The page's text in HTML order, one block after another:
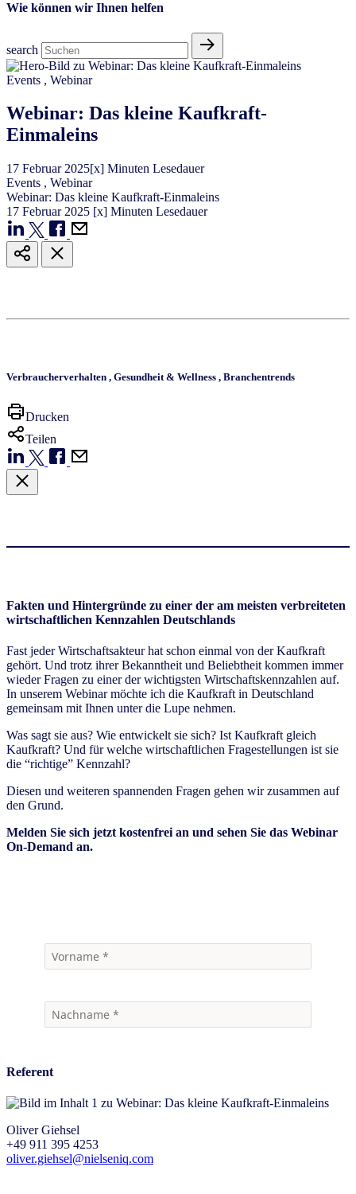
Wie können wir Ihnen helfen
search
Events , Webinar
Webinar: Das kleine Kaufkraft-
Einmaleins
17 Februar 2025[x] Minuten Lesedauer
Events , Webinar
Webinar: Das kleine Kaufkraft-Einmaleins
17 Februar 2025 [x] Minuten Lesedauer
Verbraucherverhalten , Gesundheit & Wellness , Branchentrends
Drucken
Teilen
Fakten und Hintergründe zu einer der am meisten verbreiteten
wirtschaftlichen Kennzahlen Deutschlands
Fast jeder Wirtschaftsakteur hat schon einmal von der Kaufkraft
gehört. Und trotz ihrer Bekanntheit und Beliebtheit kommen immer
wieder Fragen zu einer der wichtigsten Wirtschaftskennzahlen auf.
In unserem Webinar möchte ich die Kaufkraft in Deutschland
gemeinsam mit Ihnen unter die Lupe nehmen.
Was sagt sie aus? Wie entwickelt sie sich? Ist Kaufkraft gleich
Kaufkraft? Und für welche wirtschaftlichen Fragestellungen ist sie
die “richtige” Kennzahl?
Diesen und weiteren spannenden Fragen gehen wir zusammen auf
den Grund.
Melden Sie sich jetzt kostenfrei an und sehen Sie das Webinar
On-Demand an.
Referent
Oliver Giehsel
+49 911 395 4253
oliver.giehsel@nielseniq.com